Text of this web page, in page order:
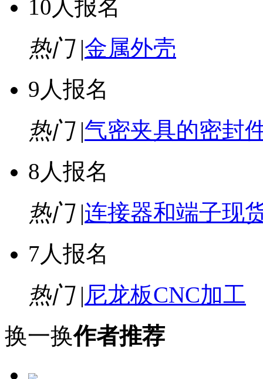
10人报名
热门|金属外壳
9人报名
热门|气密夹具的密封
8人报名
热门|连接器和端子现
7人报名
热门|尼龙板CNC加工
换一换作者推荐